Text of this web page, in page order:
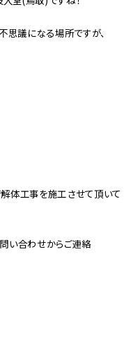
思議になる場所ですが、
体工事を施工させて頂いて
い合わせからご連絡